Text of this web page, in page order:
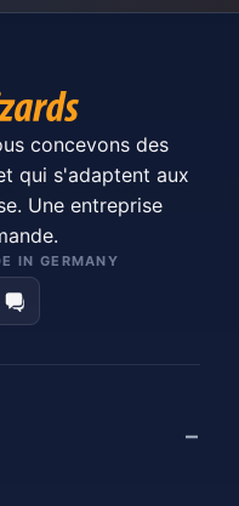
concevons des
qui s'adaptent aux
Une entreprise
IN GERMANY